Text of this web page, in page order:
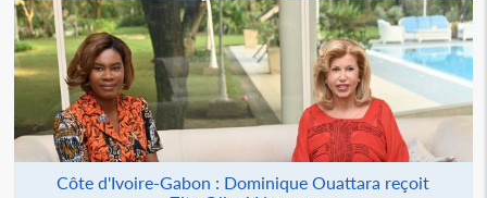
Côte d'Ivoire-Gabon : Dominique Ouattara reçoit